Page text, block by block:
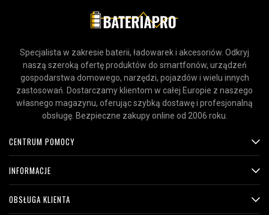
Specjalista w zakresie baterii, ładowarek i akcesoriów. Odkryj
naszą szeroką ofertę produktów do smartfonów, urządzeń
gospodarstwa domowego, narzędzi, pojazdów i wielu innych
zastosowań. Dostarczamy klientom w całej Europie z naszego
własnego magazynu, oferując szybką dostawę i profesjonalną
obsługę. Bezpieczne zakupy online od 2006 roku.
CENTRUM POMOCY
INFORMACJE
OBSŁUGA KLIENTA